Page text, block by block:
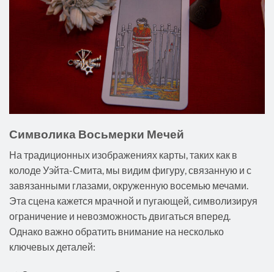
Символика Восьмерки Мечей
На традиционных изображениях карты, таких как в
колоде Уэйта-Смита, мы видим фигуру, связанную и с
завязанными глазами, окруженную восемью мечами.
Эта сцена кажется мрачной и пугающей, символизируя
ограничение и невозможность двигаться вперед.
Однако важно обратить внимание на несколько
ключевых деталей: